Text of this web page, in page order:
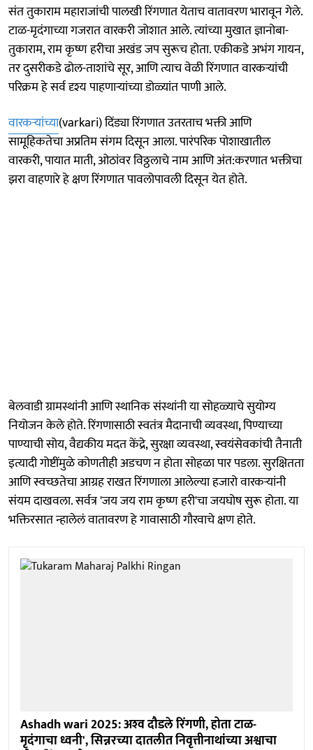
संत तुकाराम महाराजांची पालखी रिंगणात येताच वातावरण भारावून गेले.
टाळ-मृदंगाच्या गजरात वारकरी जोशात आले. त्यांच्या मुखात ज्ञानोबा-
तुकाराम, राम कृष्ण हरीचा अखंड जप सुरूच होता. एकीकडे अभंग गायन,
तर दुसरीकडे ढोल-ताशांचे सूर, आणि त्याच वेळी रिंगणात वारकऱ्यांची
परिक्रम हे सर्व दृश्य पाहणाऱ्यांच्या डोळ्यांत पाणी आले.
वारकऱ्यांच्या(varkari) दिंड्या रिंगणात उतरताच भक्ती आणि
सामूहिकतेचा अप्रतिम संगम दिसून आला. पारंपरिक पोशाखातील
वारकरी, पायात माती, ओठांवर विठ्ठलाचे नाम आणि अंत:करणात भक्तीचा
झरा वाहणारे हे क्षण रिंगणात पावलोपावली दिसून येत होते.
बेलवाडी ग्रामस्थांनी आणि स्थानिक संस्थांनी या सोहळ्याचे सुयोग्य
नियोजन केले होते. रिंगणासाठी स्वतंत्र मैदानाची व्यवस्था, पिण्याच्या
पाण्याची सोय, वैद्यकीय मदत केंद्रे, सुरक्षा व्यवस्था, स्वयंसेवकांची तैनाती
इत्यादी गोष्टींमुळे कोणतीही अडचण न होता सोहळा पार पडला. सुरक्षितता
आणि स्वच्छतेचा आग्रह राखत रिंगणाला आलेल्या हजारो वारकऱ्यांनी
संयम दाखवला. सर्वत्र 'जय जय राम कृष्ण हरी'चा जयघोष सुरू होता. या
भक्तिरसात न्हालेलं वातावरण हे गावासाठी गौरवाचे क्षण होते.
Ashadh wari 2025: अश्‍व दौडले रिंगणी, होता टाळ-
मृदंगाचा ध्वनी', सिन्नरच्या दातलीत निवृत्तीनाथांच्या अश्वाचा